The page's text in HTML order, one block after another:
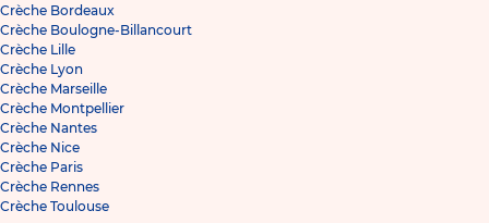
Crèche Bordeaux
Crèche Boulogne-Billancourt
Crèche Lille
Crèche Lyon
Crèche Marseille
Crèche Montpellier
Crèche Nantes
Crèche Nice
Crèche Paris
Crèche Rennes
Crèche Toulouse